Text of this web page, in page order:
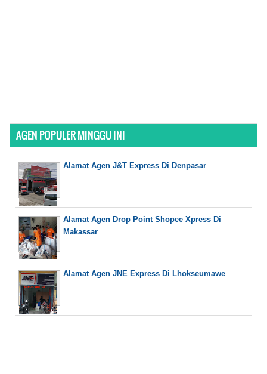
AGEN POPULER MINGGU INI
Alamat Agen J&T Express Di Denpasar
Alamat Agen Drop Point Shopee Xpress Di
Makassar
Alamat Agen JNE Express Di Lhokseumawe